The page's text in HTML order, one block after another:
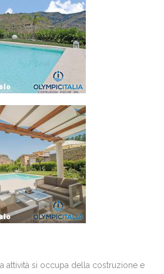
attività si occupa della costruzione e